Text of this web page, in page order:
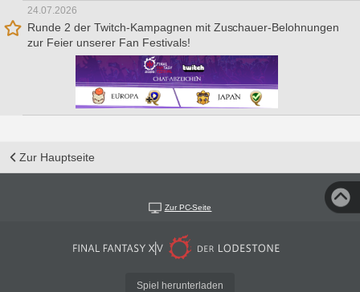
24.07.2026
Runde 2 der Twitch-Kampagnen mit Zuschauer-Belohnungen
zur Feier unserer Fan Festivals!
Zur Hauptseite
Zur PC-Seite
Spiel herunterladen